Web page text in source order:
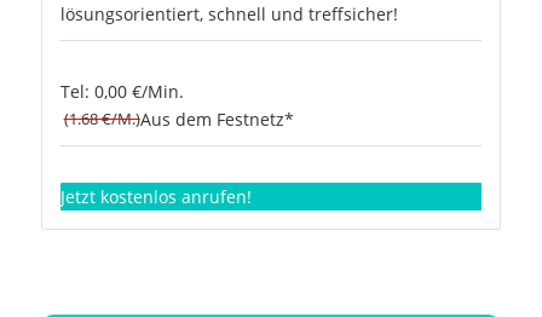
lösungsorientiert, schnell und treffsicher!
Tel: 0,00 €/Min.
(1.68 €/M.)Aus dem Festnetz*
Jetzt kostenlos anrufen!